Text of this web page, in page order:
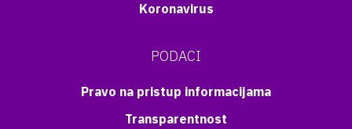
Koronavirus
PODACI
Pravo na pristup informacijama
Transparentnost